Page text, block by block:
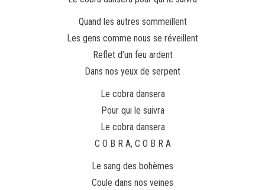
Quand les autres sommeillent
Les gens comme nous se réveillent
Reflet d’un feu ardent
Dans nos yeux de serpent
Le cobra dansera
Pour qui le suivra
Le cobra dansera
C O B R A, C O B R A
Le sang des bohèmes
Coule dans nos veines